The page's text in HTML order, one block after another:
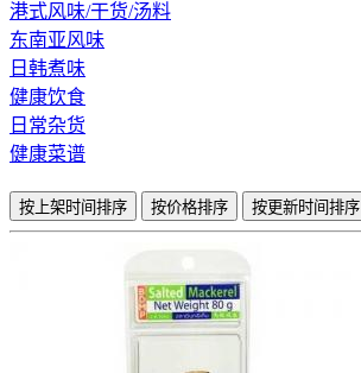
港式风味/干货/汤料
东南亚风味
日韩煮味
健康饮食
日常杂货
健康菜谱
按上架时间排序 按价格排序 按更新时间排序